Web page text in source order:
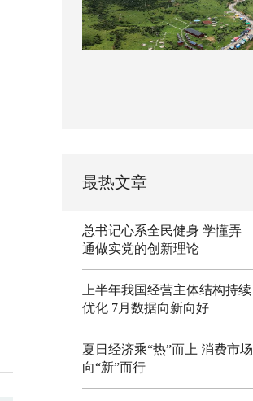
最热文章
总书记心系全民健身 学懂弄
通做实党的创新理论
上半年我国经营主体结构持续
优化 7月数据向新向好
夏日经济乘“热”而上 消费市场
向“新”而行